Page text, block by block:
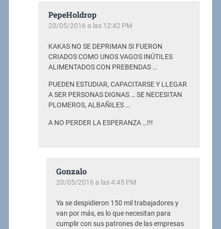
PepeHoldrop
20/05/2016 a las 12:42 PM
KAKAS NO SE DEPRIMAN SI FUERON
CRIADOS COMO UNOS VAGOS INÚTILES
ALIMENTADOS CON PREBENDAS …
PUEDEN ESTUDIAR, CAPACITARSE Y LLEGAR
A SER PERSONAS DIGNAS … SE NECESITAN
PLOMEROS, ALBAÑILES …
A NO PERDER LA ESPERANZA …!!!
Gonzalo
20/05/2016 a las 4:45 PM
Ya se despidieron 150 mil trabajadores y
van por más, es lo que necesitan para
cumplir con sus patrones de las empresas